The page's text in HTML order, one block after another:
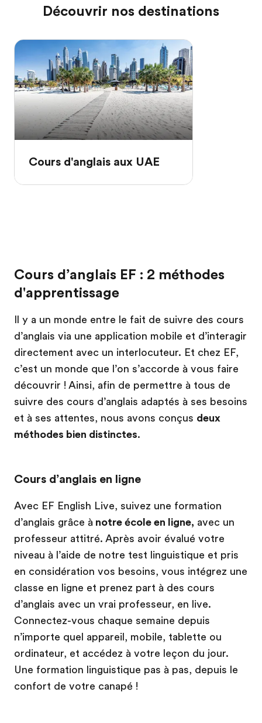
Découvrir nos destinations
Cours d'anglais aux UAE
Cours d’anglais EF : 2 méthodes
d'apprentissage
Il y a un monde entre le fait de suivre des cours
d’anglais via une application mobile et d’interagir
directement avec un interlocuteur. Et chez EF,
c’est un monde que l’on s’accorde à vous faire
découvrir ! Ainsi, afin de permettre à tous de
suivre des cours d’anglais adaptés à ses besoins
et à ses attentes, nous avons conçus deux
méthodes bien distinctes.
Cours d’anglais en ligne
Avec EF English Live, suivez une formation
d’anglais grâce à notre école en ligne, avec un
professeur attitré. Après avoir évalué votre
niveau à l’aide de notre test linguistique et pris
en considération vos besoins, vous intégrez une
classe en ligne et prenez part à des cours
d’anglais avec un vrai professeur, en live.
Connectez-vous chaque semaine depuis
n’importe quel appareil, mobile, tablette ou
ordinateur, et accédez à votre leçon du jour.
Une formation linguistique pas à pas, depuis le
confort de votre canapé !